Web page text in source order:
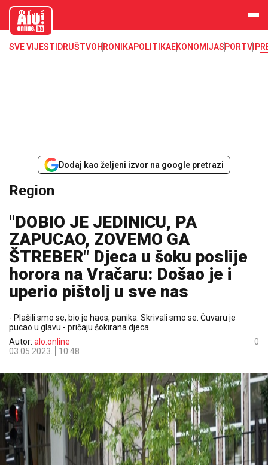
aloonline.b
SVE VIJESTI DRUŠTVOHRONIKAPOLITIKAEKONOMIJASPORTVIP
Dodaj kao željeni izvor na google pretrazi
Region
"DOBIO JE JEDINICU, PA
ZAPUCAO, ZOVEMO GA
ŠTREBER" Djeca u šoku poslije
horora na Vračaru: Došao je i
uperio pištolj u sve nas
- Plašili smo se, bio je haos, panika. Skrivali smo se. Čuvaru je
pucao u glavu - pričaju šokirana djeca.
Autor: alo.online
03.05.2023.
10:48
0